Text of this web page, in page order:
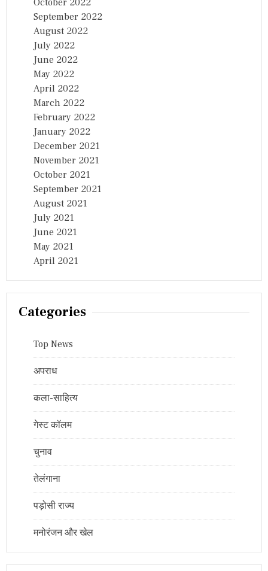
October 2022
September 2022
August 2022
July 2022
June 2022
May 2022
April 2022
March 2022
February 2022
January 2022
December 2021
November 2021
October 2021
September 2021
August 2021
July 2021
June 2021
May 2021
April 2021
Categories
Top News
अपराध
कला-साहित्य
गेस्ट कॉलम
चुनाव
तेलंगाना
पड़ोसी राज्य
मनोरंजन और खेल